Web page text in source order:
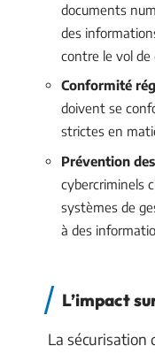
documents
des
contre le vol de
Conformité
doivent se
strictes en
Prévention
cybercriminels
systèmes de
à des
L’impact
La sécurisation